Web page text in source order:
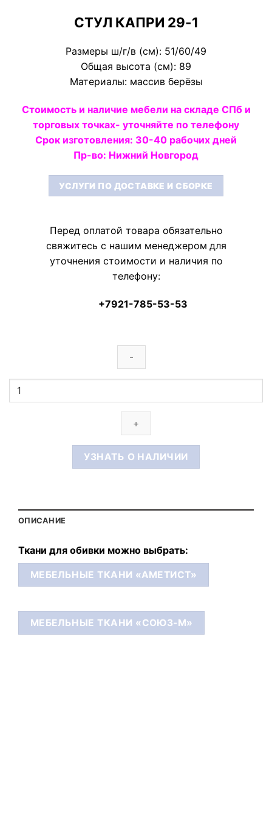
СТУЛ КАПРИ 29-1
Размеры ш/г/в (см): 51/60/49
Общая высота (см): 89
Материалы: массив берёзы
Стоимость и наличие мебели на складе СПб и
торговых точках- уточняйте по телефону
Срок изготовления: 30-40 рабочих дней
Пр-во: Нижний Новгород
УСЛУГИ ПО ДОСТАВКЕ И СБОРКЕ
Перед оплатой товара обязательно
свяжитесь с нашим менеджером для
уточнения стоимости и наличия по
телефону:
+7921-785-53-53
Количество
УЗНАТЬ О НАЛИЧИИ
ОПИСАНИЕ
Ткани для обивки можно выбрать:
МЕБЕЛЬНЫЕ ТКАНИ «АМЕТИСТ»
МЕБЕЛЬНЫЕ ТКАНИ «СОЮЗ-М»